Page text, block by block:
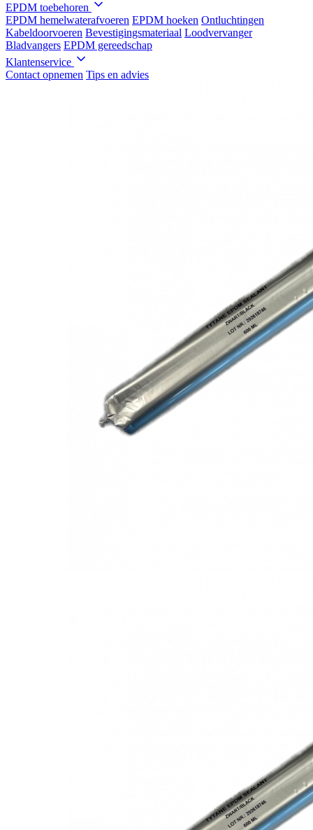
EPDM toebehoren
EPDM hemelwaterafvoeren EPDM hoeken Ontluchtingen
Kabeldoorvoeren Bevestigingsmateriaal Loodvervanger
Bladvangers EPDM gereedschap
Klantenservice
Contact opnemen Tips en advies